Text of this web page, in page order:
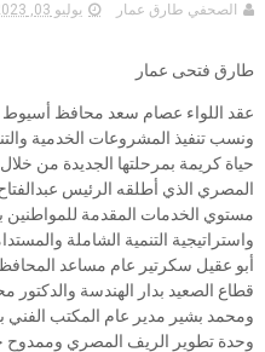
الصحفي طارق عمار يوليو 03, 2023
طارق فتحى عمار
عقد اللواء عصام سعد محافظ أسيوط
ونسب تنفيذ المشروعات الخدمية
حياة كريمة بمرحلتها الجديدة من
المصري الذي أطلقه الرئيس
واستراتيجية التنمية الشاملة
أبو عقيل سكرتير عام مساعد
قطاع الصعيد بدار الهندسة
ومحمد بشير مدير عام المكتب
وحدة تطوير الريف المصري وممدوح